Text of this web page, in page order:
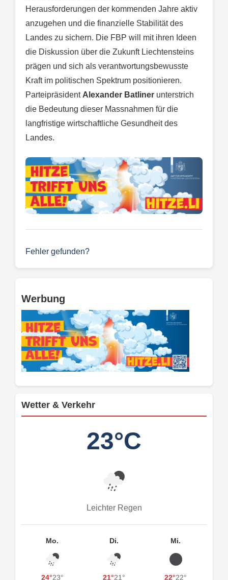
Herausforderungen der kommenden Jahre aktiv
anzugehen und die finanzielle Stabilität des
Landes zu sichern. Die FBP will mit ihren Ideen
die Diskussion über die Zukunft Liechtensteins
prägen und sich als verantwortungsbewusste
Kraft im politischen Spektrum positionieren.
ParteipräsidentAlexander Batliner unterstrich
die Bedeutung dieser Massnahmen für die
langfristige wirtschaftliche Gesundheit des
Landes.
Fehler gefunden?
Werbung
Wetter & Verkehr
23°C
Leichter Regen
Mo.
24°23°
Di.
21°21°
Mi.
22°22°